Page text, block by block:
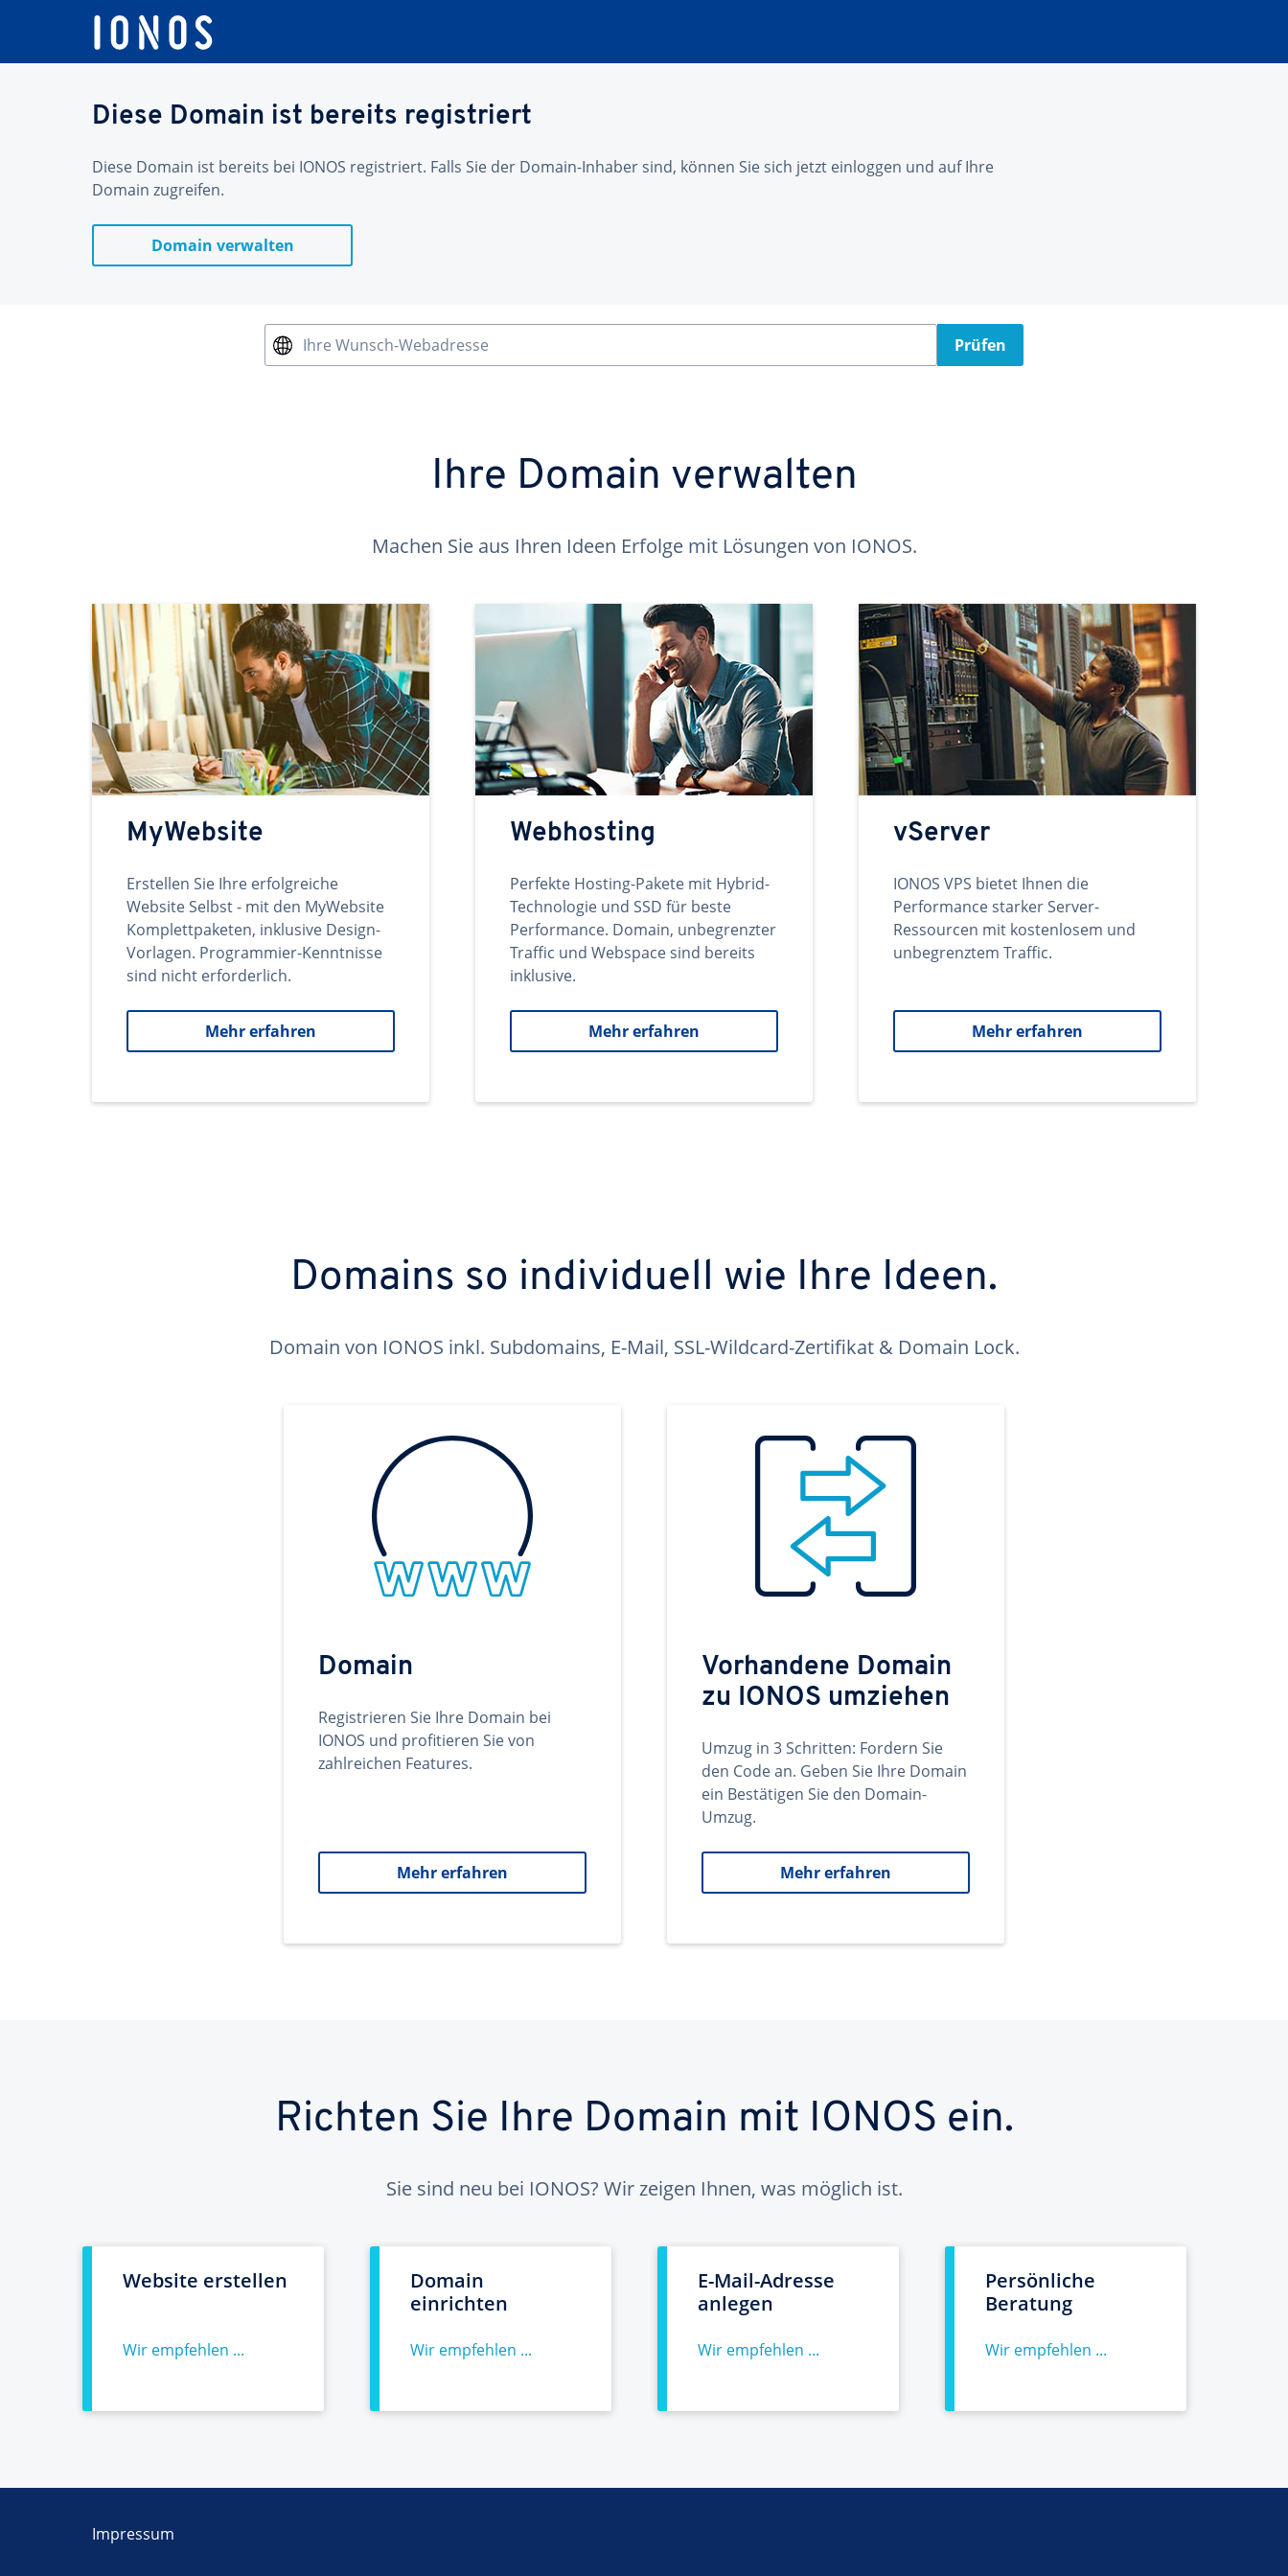
Diese Domain ist bereits registriert
Diese Domain ist bereits bei IONOS registriert. Falls Sie der Domain-Inhaber sind, können Sie sich jetzt einloggen und auf Ihre
Domain zugreifen.
Domain verwalten
Ihre Wunsch-Webadresse Prüfen
Ihre Domain verwalten
Machen Sie aus Ihren Ideen Erfolge mit Lösungen von IONOS.
MyWebsite
Erstellen Sie Ihre erfolgreiche
Website Selbst - mit den MyWebsite
Komplettpaketen, inklusive Design-
Vorlagen. Programmier-Kenntnisse
sind nicht erforderlich.
Mehr erfahren
Webhosting
Perfekte Hosting-Pakete mit Hybrid-
Technologie und SSD für beste
Performance. Domain, unbegrenzter
Traffic und Webspace sind bereits
inklusive.
Mehr erfahren
vServer
IONOS VPS bietet Ihnen die
Performance starker Server-
Ressourcen mit kostenlosem und
unbegrenztem Traffic.
Mehr erfahren
Domains so individuell wie Ihre Ideen.
Domain von IONOS inkl. Subdomains, E-Mail, SSL-Wildcard-Zertifikat & Domain Lock.
Domain
Registrieren Sie Ihre Domain bei
IONOS und profitieren Sie von
zahlreichen Features.
Mehr erfahren
Vorhandene Domain
zu IONOS umziehen
Umzug in 3 Schritten: Fordern Sie
den Code an. Geben Sie Ihre Domain
ein Bestätigen Sie den Domain-
Umzug.
Mehr erfahren
Richten Sie Ihre Domain mit IONOS ein.
Sie sind neu bei IONOS? Wir zeigen Ihnen, was möglich ist.
Website erstellen
Wir empfehlen ...
Domain
einrichten
Wir empfehlen ...
E-Mail-Adresse
anlegen
Wir empfehlen ...
Persönliche
Beratung
Wir empfehlen ...
Impressum